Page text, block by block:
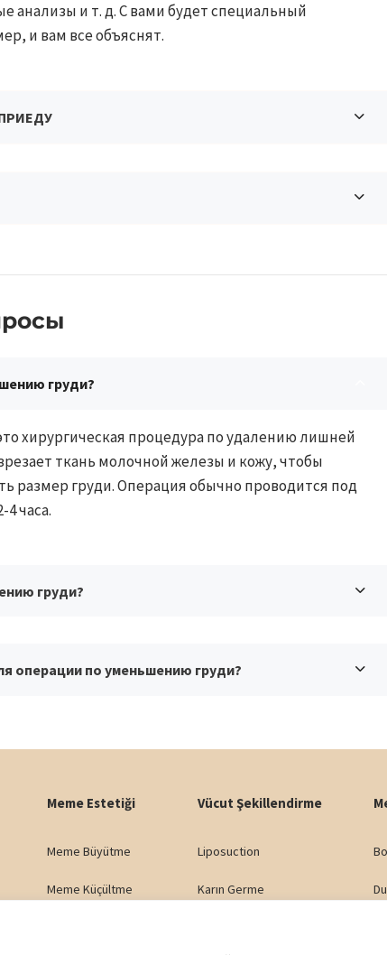
анализы и т. д. С вами будет специальный
и вам все объяснят.
груди?
хирургическая процедура по удалению лишней
ткань молочной железы и кожу, чтобы
размер груди. Операция обычно проводится под
часа.
груди?
операции по уменьшению груди?
Meme Estetiği
Meme Büyütme
Meme Küçültme
Vücut Şekillendirme
Liposuction
Karın Germe